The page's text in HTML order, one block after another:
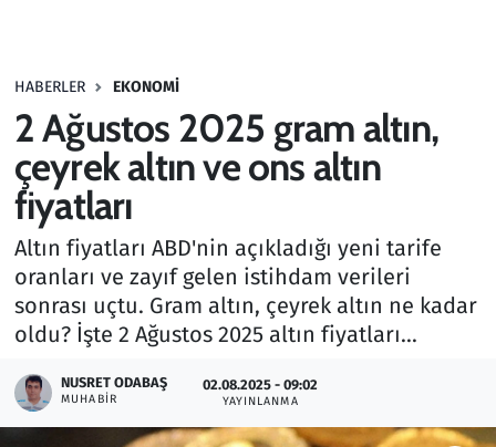
HABERLER EKONOMI
2 Ağustos 2025 gram altın,
çeyrek altın ve ons altın
fiyatları
Altın fiyatları ABD'nin açıkladığı yeni tarife
oranları ve zayıf gelen istihdam verileri
sonrası uçtu. Gram altın, çeyrek altın ne kadar
oldu? İşte 2 Ağustos 2025 altın fiyatları...
NUSRET ODABAŞ
MUHABIR
02.08.2025 - 09:02
YAYINLANMA
Haber
Kültür Sanat
Kurumsal Haberler
Lezzet Durağı
Memur ve Kamu
Otomobil
Oyun